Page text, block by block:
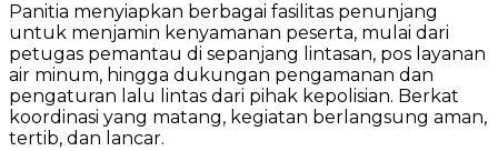
‎Panitia menyiapkan berbagai fasilitas penunjang
untuk menjamin kenyamanan peserta, mulai dari
petugas pemantau di sepanjang lintasan, pos layanan
air minum, hingga dukungan pengamanan dan
pengaturan lalu lintas dari pihak kepolisian. Berkat
koordinasi yang matang, kegiatan berlangsung aman,
tertib, dan lancar.